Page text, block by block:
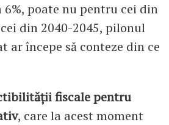
6%, poate nu pentru cei din
din 2040-2045, pilonul
ar începe să conteze din ce
fiscale pentru
, care la acest moment